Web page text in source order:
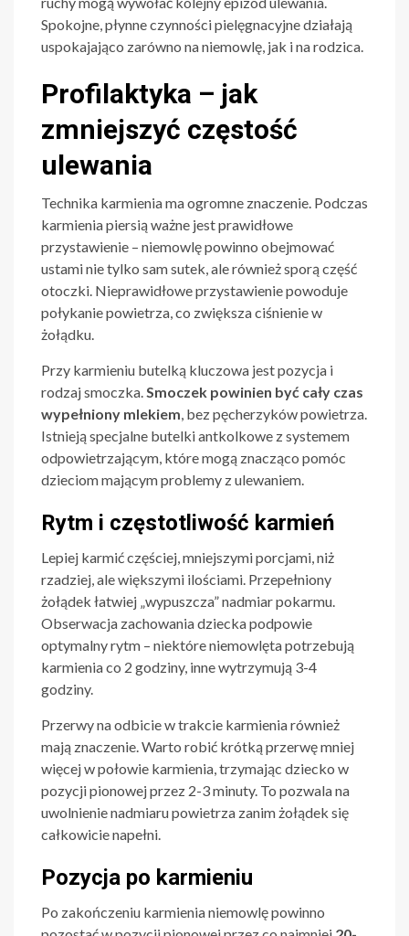
Spokojne, płynne czynności pielęgnacyjne działają
uspokajająco zarówno na niemowlę, jak i na rodzica.
Profilaktyka – jak
zmniejszyć częstość
ulewania
Technika karmienia ma ogromne znaczenie. Podczas
karmienia piersią ważne jest prawidłowe
przystawienie – niemowlę powinno obejmować
ustami nie tylko sam sutek, ale również sporą część
otoczki. Nieprawidłowe przystawienie powoduje
połykanie powietrza, co zwiększa ciśnienie w
żołądku.
Przy karmieniu butelką kluczowa jest pozycja i
rodzaj smoczka.Smoczek powinien być cały czas
wypełniony mlekiem, bez pęcherzyków powietrza.
Istnieją specjalne butelki antkolkowe z systemem
odpowietrzającym, które mogą znacząco pomóc
dzieciom mającym problemy z ulewaniem.
Rytm i częstotliwość karmień
Lepiej karmić częściej, mniejszymi porcjami, niż
rzadziej, ale większymi ilościami. Przepełniony
żołądek łatwiej „wypuszcza” nadmiar pokarmu.
Obserwacja zachowania dziecka podpowie
optymalny rytm – niektóre niemowlęta potrzebują
karmienia co 2 godziny, inne wytrzymują 3-4
godziny.
Przerwy na odbicie w trakcie karmienia również
mają znaczenie. Warto robić krótką przerwę mniej
więcej w połowie karmienia, trzymając dziecko w
pozycji pionowej przez 2-3 minuty. To pozwala na
uwolnienie nadmiaru powietrza zanim żołądek się
całkowicie napełni.
Pozycja po karmieniu
Po zakończeniu karmienia niemowlę powinno